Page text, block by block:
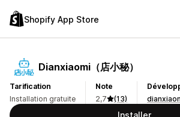
Shopify App Store
Dianxiaomi（店小秘）
Tarification
Installation gratuite
Note
2,7
(13)
Installer